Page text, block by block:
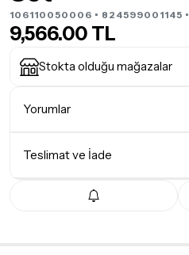
106110050006 • 824599001145 •
9,566.00 TL
Stokta olduğu mağazalar
Yorumlar
Teslimat ve İade
Teslimat Koşulları